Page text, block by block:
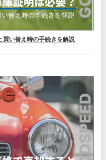
買い替え時の手続きを解説